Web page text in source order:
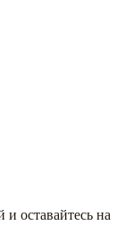
и оставайтесь на